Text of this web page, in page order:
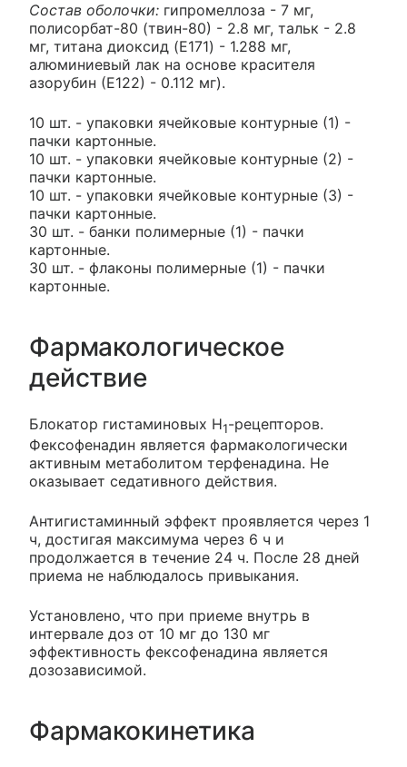
Состав оболочки: гипромеллоза - 7 мг,
полисорбат-80 (твин-80) - 2.8 мг, тальк - 2.8
мг, титана диоксид (E171) - 1.288 мг,
алюминиевый лак на основе красителя
азорубин (Е122) - 0.112 мг).
10 шт. - упаковки ячейковые контурные (1) -
пачки картонные.
10 шт. - упаковки ячейковые контурные (2) -
пачки картонные.
10 шт. - упаковки ячейковые контурные (3) -
пачки картонные.
30 шт. - банки полимерные (1) - пачки
картонные.
30 шт. - флаконы полимерные (1) - пачки
картонные.
Фармакологическое
действие
Блокатор гистаминовых Н1-рецепторов.
Фексофенадин является фармакологически
активным метаболитом терфенадина. Не
оказывает седативного действия.
Антигистаминный эффект проявляется через 1
ч, достигая максимума через 6 ч и
продолжается в течение 24 ч. После 28 дней
приема не наблюдалось привыкания.
Установлено, что при приеме внутрь в
интервале доз от 10 мг до 130 мг
эффективность фексофенадина является
дозозависимой.
Фармакокинетика